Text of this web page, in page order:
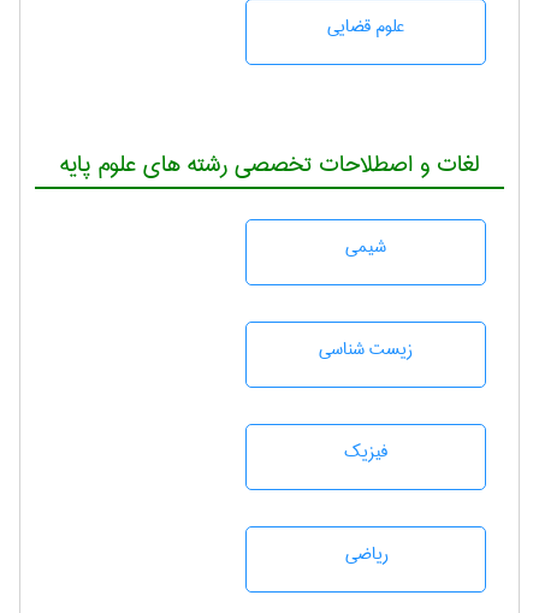
علوم قضایی
لغات و اصطلاحات تخصصی رشته های علوم پایه
شيمی
زيست شناسی
فیزیک
رياضی